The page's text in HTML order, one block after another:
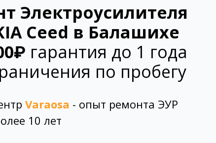
Электроусилителя
Ceed в Балашихе
гарантия до 1 года
по пробегу
Varaosa - опыт ремонта ЭУР
10 лет